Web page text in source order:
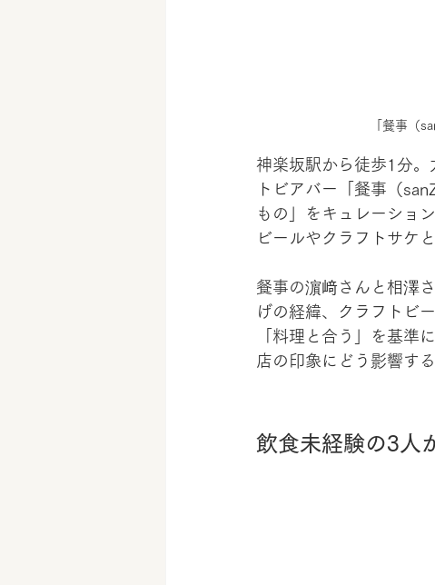
「餐事（
神楽坂駅から徒歩1分。
トビアバー「餐事（
もの」をキュレーショ
ビールやクラフトサケ
餐事の濵﨑さんと相澤
げの経緯、クラフトビ
「料理と合う」を基準
店の印象にどう影響す
飲食未経験の3人